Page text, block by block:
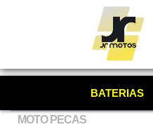
BATERIAS
MOTO PECAS